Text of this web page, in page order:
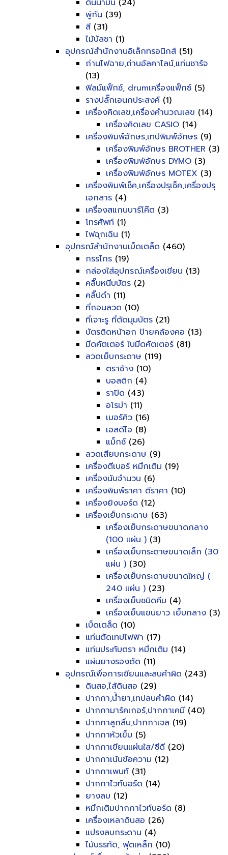
ดินน้ำมัน (24)
พู่กัน (39)
สี (31)
ไม้บัลชา (1)
อุปกรณ์สำนักงานอิเล็กทรอนิกส์ (51)
ถ่านไฟฉาย,ถ่านอัลคาไลน์,แท่นชาร์จ
(13)
ฟิลม์แฟ็กซ์, drumเครื่องแฟ็กซ์ (5)
รางปลั๊กเอนกประสงค์ (1)
เครื่องคิดเลข,เครื่องคำนวณเลข (14)
เครื่องคิดเลข CASIO (14)
เครื่องพิมพ์อักษร,เทปพิมพ์อักษร (9)
เครื่องพิมพ์อักษร BROTHER (3)
เครื่องพิมพ์อักษร DYMO (3)
เครื่องพิมพ์อักษร MOTEX (3)
เครื่องพิมพ์เช็ค,เครื่องปรุเช็ค,เครื่องปรุ
เอกสาร (4)
เครื่องสแกนบาร์โค๊ต (3)
โทรศัพท์ (1)
ไฟฉุกเฉิน (1)
อุปกรณ์สำนักงานเบ็ดเตล็ด (460)
กรรไกร (19)
กล่องใส่อุปกรณ์เครื่องเขียน (13)
คลิ๊บหนีบบัตร (2)
คลิ๊ปดำ (11)
ที่ถอนลวด (10)
ที่เจาะรู ที่ตัดมุมบัตร (21)
บัตรติดหน้าอก ป้ายคล้องคอ (13)
มีดคัตเตอร์ ใบมีดคัตเตอร์ (81)
ลวดเย็บกระดาษ (119)
ตราช้าง (10)
บอสติก (4)
ราปิด (43)
อโรม่า (11)
เมอร์คิว (16)
เอสดีไอ (8)
แม็กซ์ (26)
ลวดเสียบกระดาษ (9)
เครื่องตีเบอร์ หมึกเติม (19)
เครื่องนับจำนวน (6)
เครื่องพิมพ์ราคา ตีราคา (10)
เครื่องยิงบอร์ด (12)
เครื่องเย็บกระดาษ (63)
เครื่องเย็บกระดาษขนาดกลาง
(100 แผ่น ) (3)
เครื่องเย็บกระดาษขนาดเล็ก (30
แผ่น ) (30)
เครื่องเย็บกระดาษขนาดใหญ่ (
240 แผ่น ) (23)
เครื่องเย็บชนิดคีม (4)
เครื่องเย็บแขนยาว เย็บกลาง (3)
เบ็ดเตล็ด (10)
แท่นตัดเทปไฟฟ้า (17)
แท่นประทับตรา หมึกเติม (14)
แผ่นยางรองตัด (11)
อุปกรณ์เพื่อการเขียนและลบคำผิด (243)
ดินสอ,ไส้ดินสอ (29)
ปากกา,น้ำยา,เทปลบคำผิด (14)
ปากกามาร์คเกอร์,ปากกาเคมี (40)
ปากกาลูกลื่น,ปากกาเจล (19)
ปากกาหัวเข็ม (5)
ปากกาเขียนแผ่นใส/ซีดี (20)
ปากกาเน้นข้อความ (12)
ปากกาเพนท์ (31)
ปากกาไวท์บอร์ด (14)
ยางลบ (12)
หมึกเติมปากกาไวท์บอร์ด (8)
เครื่องเหลาดินสอ (26)
แปรงลบกระดาน (4)
ไม้บรรทัด, ฟุตเหล็ก (10)